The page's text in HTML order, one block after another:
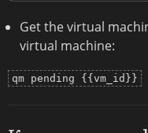
Get the virtual
virtual machine:
qm pending {{vm_id}}